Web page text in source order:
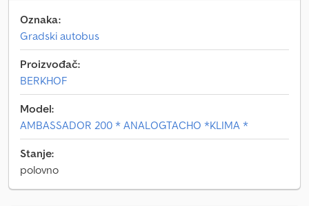
Oznaka:
Gradski autobus
Proizvođač:
BERKHOF
Model:
AMBASSADOR 200 * ANALOGTACHO *KLIMA *
Stanje:
polovno